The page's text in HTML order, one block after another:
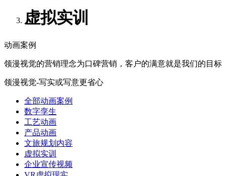
虚拟实训
动画案例
领漫视觉的营销理念为口碑营销，客户的满意就是我们的目标
领漫视觉-写实或写意更省心
全部动画案例
数字孪生
工艺动画
产品动画
文旅规划内容
虚拟实训
企业宣传视频